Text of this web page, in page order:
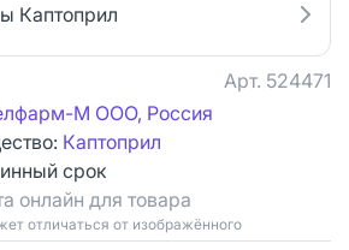
Каптоприл
Арт. 524471
М ООО, Россия
Каптоприл
срок
онлайн для товара
отличаться от изображённого